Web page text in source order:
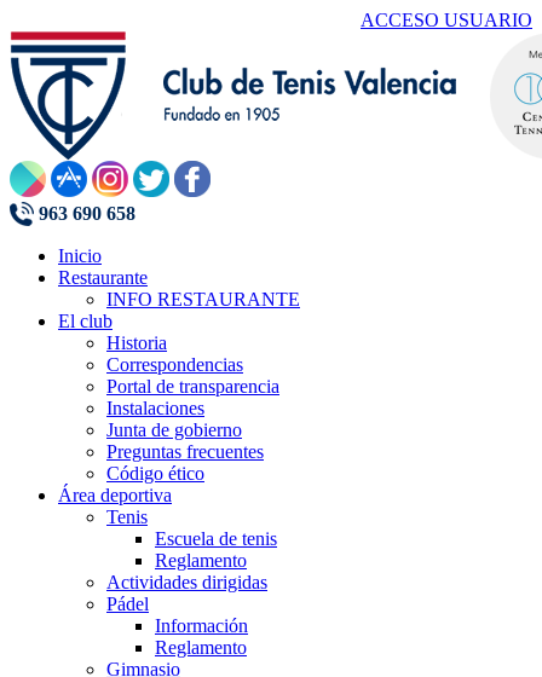
ACCESO USUARIO
963 690 658
Inicio
Restaurante
INFO RESTAURANTE
El club
Historia
Correspondencias
Portal de transparencia
Instalaciones
Junta de gobierno
Preguntas frecuentes
Código ético
Área deportiva
Tenis
Escuela de tenis
Reglamento
Actividades dirigidas
Pádel
Información
Reglamento
Gimnasio